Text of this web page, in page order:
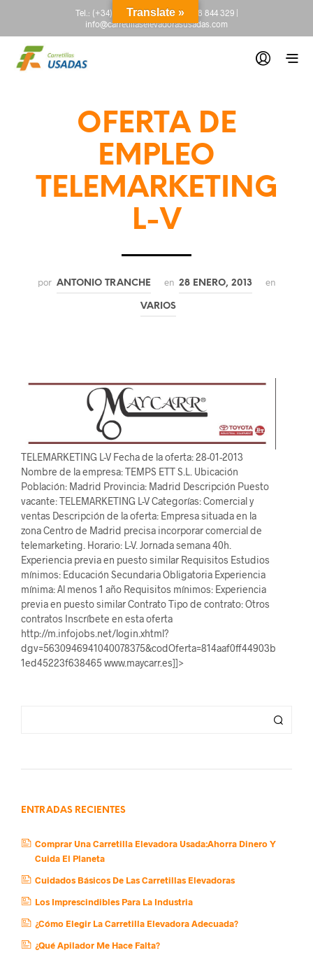
Tel.: (+34) 665 845 222-(+34) 918 844 329|
info@carretillaselevadorasusadas.com
OFERTA DE
EMPLEO
TELEMARKETING
L-V
por ANTONIO TRANCHE en 28 ENERO, 2013 en
VARIOS
TELEMARKETING L-V Fecha de la oferta: 28-01-2013
Nombre de la empresa: TEMPS ETT S.L. Ubicación
Población: Madrid Provincia: Madrid Descripción Puesto
vacante: TELEMARKETING L-V Categorías: Comercial y
ventas Descripción de la oferta: Empresa situada en la
zona Centro de Madrid precisa incorporar comercial de
telemarketing. Horario: L-V. Jornada semana 40h.
Experiencia previa en puesto similar Requisitos Estudios
mínimos: Educación Secundaria Obligatoria Experiencia
mínima: Al menos 1 año Requisitos mínimos: Experiencia
previa en puesto similar Contrato Tipo de contrato: Otros
contratos Inscríbete en esta oferta
http://m.infojobs.net/login.xhtml?
dgv=5630946941040078375&codOferta=814aaf0ff44903b
1ed45223f638465 www.maycarr.es]]>
ENTRADAS RECIENTES
Comprar Una Carretilla Elevadora Usada:Ahorra Dinero Y
Cuida El Planeta
Cuidados Básicos De Las Carretillas Elevadoras
Los Imprescindibles Para La Industria
¿Cómo Elegir La Carretilla Elevadora Adecuada?
¿Qué Apilador Me Hace Falta?
Translate »